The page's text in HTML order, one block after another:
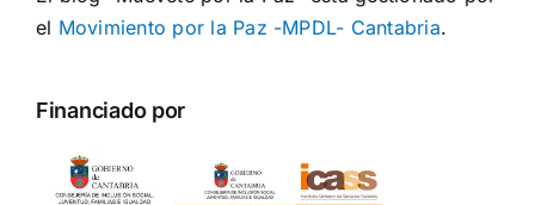
el Movimiento por la Paz -MPDL- Cantabria.
Financiado por